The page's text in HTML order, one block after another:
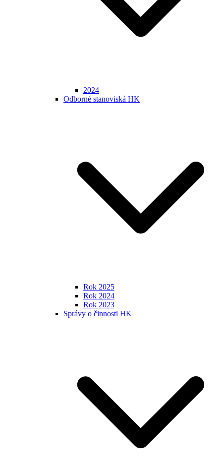
2024
Odborné stanoviská HK
Rok 2025
Rok 2024
Rok 2023
Správy o činnosti HK